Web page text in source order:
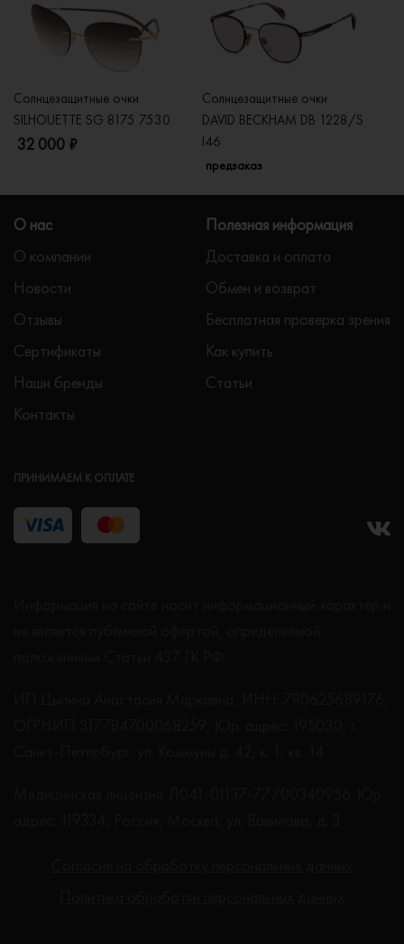
Солнцезащитные очки
SILHOUETTE SG 8175 7530
32 000 ₽
Солнцезащитные очки
DAVID BECKHAM DB 1228/S
I46
предзаказ
О нас
О компании
Новости
Отзывы
Сертификаты
Наши бренды
Контакты
Полезная информация
Доставка и оплата
Обмен и возврат
Бесплатная проверка зрения
Как купить
Статьи
ПРИНИМАЕМ К ОПЛАТЕ